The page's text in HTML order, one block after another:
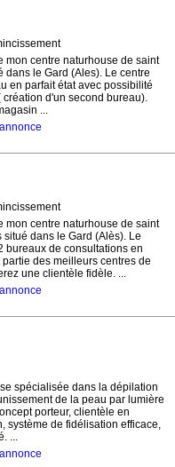
mon centre naturhouse de saint
dans le Gard (Ales). Le centre
en parfait état avec possibilité
d'un second bureau).
...
mon centre naturhouse de saint
dans le Gard (Alès). Le
bureaux de consultations en
des meilleurs centres de
une clientèle fidèle. ...
spécialisée dans la dépilation
de la peau par lumière
porteur, clientèle en
système de fidélisation efficace,
...